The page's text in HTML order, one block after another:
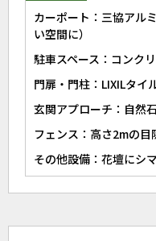
カーポート：三協アル
い空間に）
駐車スペース：コンク
門扉・門柱：LIXILタイ
玄関アプローチ：自然
フェンス：高さ2mの
その他設備：花壇にシ